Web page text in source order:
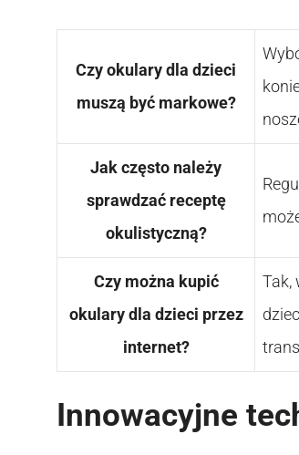
Czy okulary dla dzieci
muszą być markowe?
Jak często należy
sprawdzać receptę
okulistyczną?
Czy można kupić
okulary dla dzieci przez
internet?
Tak,
Innowacyjne